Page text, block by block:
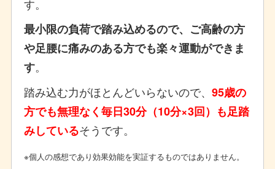
す。
最小限の負荷で踏み込めるので、ご高齢の方
や足腰に痛みのある方でも楽々運動ができま
す。
踏み込む力がほとんどいらないので、 95歳の
方でも無理なく毎日30分（10分×3回）も足踏
みしているそうです。
※個人の感想であり効果効能を実証するものではありません。